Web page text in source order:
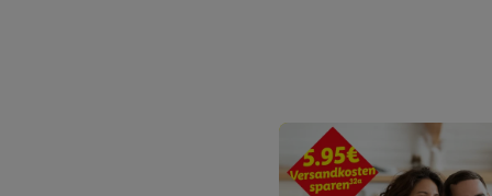
Erfolgsmessung der
Sofern Sie hier Ihre
Verantwortlichkeit mit
zu erstellen (die
können, um Sie in von